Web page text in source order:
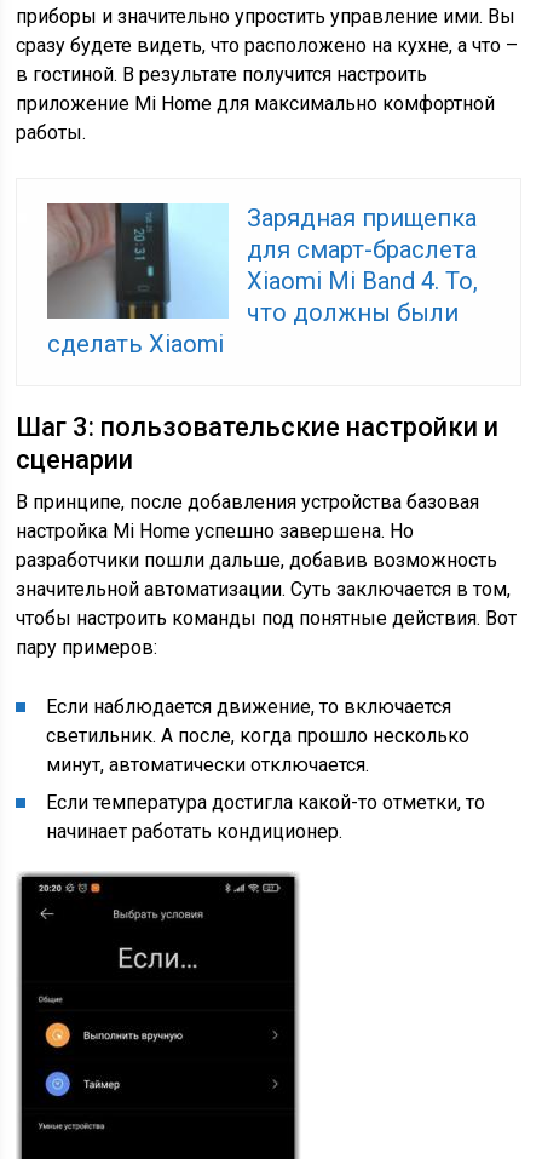
приборы и значительно упростить управление ими. Вы
сразу будете видеть, что расположено на кухне, а что –
в гостиной. В результате получится настроить
приложение Mi Home для максимально комфортной
работы.
Зарядная прищепка
для смарт-браслета
Xiaomi Mi Band 4. То,
что должны были
сделать Xiaomi
Шаг 3: пользовательские настройки и
сценарии
В принципе, после добавления устройства базовая
настройка Mi Home успешно завершена. Но
разработчики пошли дальше, добавив возможность
значительной автоматизации. Суть заключается в том,
чтобы настроить команды под понятные действия. Вот
пару примеров:
Если наблюдается движение, то включается
светильник. А после, когда прошло несколько
минут, автоматически отключается.
Если температура достигла какой-то отметки, то
начинает работать кондиционер.